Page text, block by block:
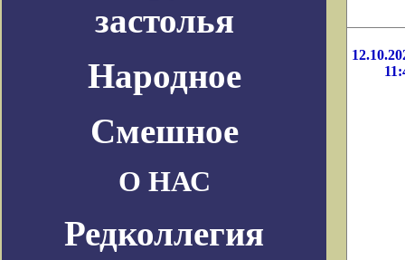
застолья
Народное
Смешное
О НАС
Редколлегия